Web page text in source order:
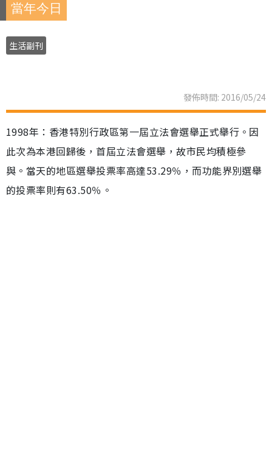
當年今日
生活副刊
發佈時間: 2016/05/24
1998年：香港特別行政區第一屆立法會選舉正式舉行。因
此次為本港回歸後，首屆立法會選舉，故市民均積極參
與。當天的地區選舉投票率高達53.29％，而功能界別選舉
的投票率則有63.50％。